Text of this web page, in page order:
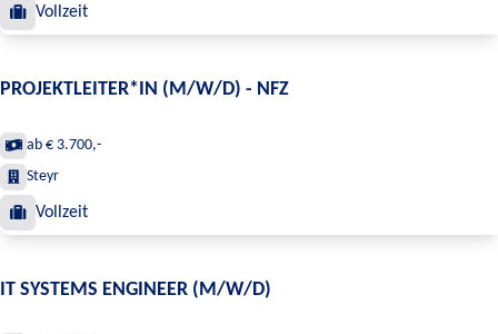
Vollzeit
PROJEKTLEITER*IN (M/W/D) - NFZ
ab € 3.700,-
Steyr
Vollzeit
IT SYSTEMS ENGINEER (M/W/D)